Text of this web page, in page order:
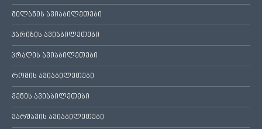
მილანის ავიაბილეთები
პარიზის ავიაბილეთები
პრაღის ავიაბილეთები
რომის ავიაბილეთები
ვენის ავიაბილეთები
ვარშავის ავიაბილეთები